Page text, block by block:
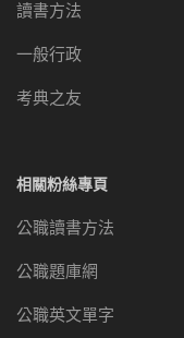
讀書方法
一般行政
考典之友
相關粉絲專頁
公職讀書方法
公職題庫網
公職英文單字